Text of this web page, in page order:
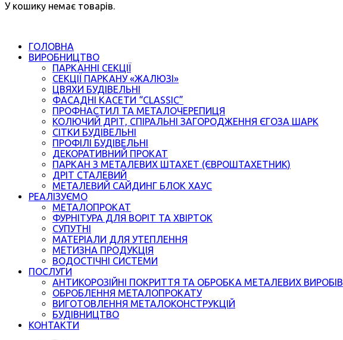
У кошику немає товарів.
ГОЛОВНА
ВИРОБНИЦТВО
ПАРКАННІ СЕКЦІЇ
СЕКЦІЇ ПАРКАНУ «ЖАЛЮЗІ»
ЦВЯХИ БУДІВЕЛЬНІ
ФАСАДНІ КАСЕТИ “CLASSIC”
ПРОФНАСТИЛ ТА МЕТАЛОЧЕРЕПИЦЯ
КОЛЮЧИЙ ДРІТ, СПІРАЛЬНІ ЗАГОРОДЖЕННЯ ЄГОЗА ШАРК
СІТКИ БУДІВЕЛЬНІ
ПРОФІЛІ БУДІВЕЛЬНІ
ДЕКОРАТИВНИЙ ПРОКАТ
ПАРКАН З МЕТАЛЕВИХ ШТАХЕТ (ЄВРОШТАХЕТНИК)
ДРІТ СТАЛЕВИЙ
МЕТАЛЕВИЙ САЙДИНГ БЛОК ХАУС
РЕАЛІЗУЄМО
МЕТАЛОПРОКАТ
ФУРНІТУРА ДЛЯ ВОРІТ ТА ХВІРТОК
СУПУТНІ
МАТЕРІАЛИ ДЛЯ УТЕПЛЕННЯ
МЕТИЗНА ПРОДУКЦІЯ
ВОДОСТІЧНІ СИСТЕМИ
ПОСЛУГИ
АНТИКОРОЗІЙНІ ПОКРИТТЯ ТА ОБРОБКА МЕТАЛЕВИХ ВИРОБІВ
ОБРОБЛЕННЯ МЕТАЛОПРОКАТУ
ВИГОТОВЛЕННЯ МЕТАЛОКОНСТРУКЦІЙ
БУДІВНИЦТВО
КОНТАКТИ